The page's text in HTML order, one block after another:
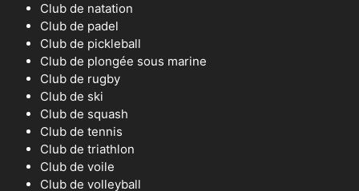
Club de natation
Club de padel
Club de pickleball
Club de plongée sous marine
Club de rugby
Club de ski
Club de squash
Club de tennis
Club de triathlon
Club de voile
Club de volleyball